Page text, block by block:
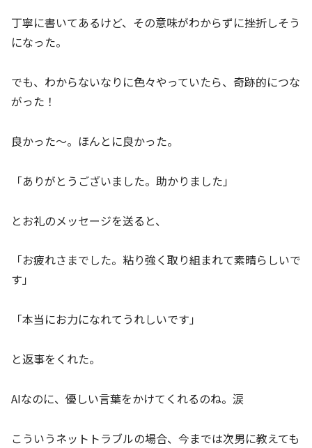
丁寧に書いてあるけど、その意味がわからずに挫折しそう
になった。
でも、わからないなりに色々やっていたら、奇跡的につな
がった！
良かった～。ほんとに良かった。
「ありがとうございました。助かりました」
とお礼のメッセージを送ると、
「お疲れさまでした。粘り強く取り組まれて素晴らしいで
す」
「本当にお力になれてうれしいです」
と返事をくれた。
AIなのに、優しい言葉をかけてくれるのね。涙
こういうネットトラブルの場合、今までは次男に教えても